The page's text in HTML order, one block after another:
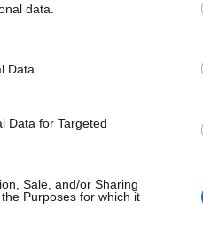
data.
Data.
Data for Targeted
Sale, and/or Sharing
Purposes for which it